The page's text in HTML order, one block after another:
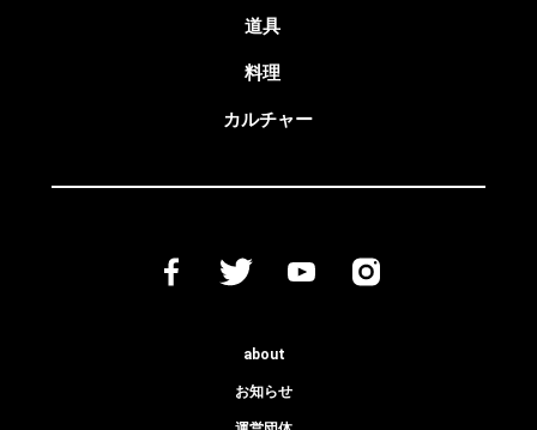
道具
料理
カルチャー
about
お知らせ